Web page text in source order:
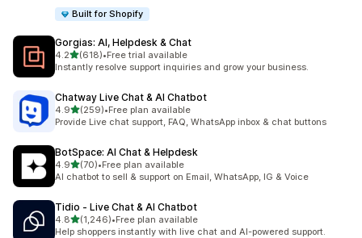
Built for Shopify
Gorgias: AI, Helpdesk & Chat
4.25つ星中
(618)
合計レビュー数：618件
•Free trial available
Instantly resolve support inquiries and grow your business.
Chatway Live Chat & AI Chatbot
4.95つ星中
(259)
合計レビュー数：259件
•Free plan available
Provide Live chat support, FAQ, WhatsApp inbox & chat buttons
BotSpace: AI Chat & Helpdesk
4.95つ星中
(70)
合計レビュー数：70件
•Free plan available
AI chatbot to sell & support on Email, WhatsApp, IG & Voice
Tidio ‑ Live Chat & AI Chatbot
4.85つ星中
(1,246)
合計レビュー数：1246件
•Free plan available
Help shoppers instantly with live chat and AI-powered support.